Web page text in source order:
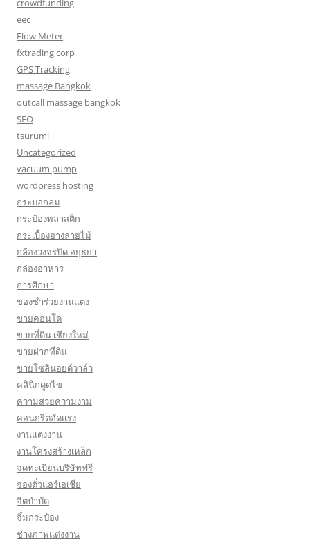
crowdfunding
eec
Flow Meter
fxtrading corp
GPS Tracking
massage Bangkok
outcall massage bangkok
SEO
tsurumi
Uncategorized
vacuum pump
wordpress hosting
กระบอกลม
กระป๋องพลาสติก
กระเบื้องยางลายไม้
กล้องวงจรปิด อยุธยา
กล่องอาหาร
การศึกษา
ของชำร่วยงานแต่ง
ขายคอนโด
ขายที่ดิน เชียงใหม่
ขายฝากที่ดิน
ขายโซลินอยด์วาล์ว
คลินิกดูดไข
ความสวยความงาม
คอนกรีตอัดแรง
งานแต่งงาน
งานโครงสร้างเหล็ก
จดทะเบียนบริษัทฟรี
จองตั๋วแอร์เอเชีย
จิตบำบัด
จิ๋มกระป๋อง
ช่างภาพแต่งงาน